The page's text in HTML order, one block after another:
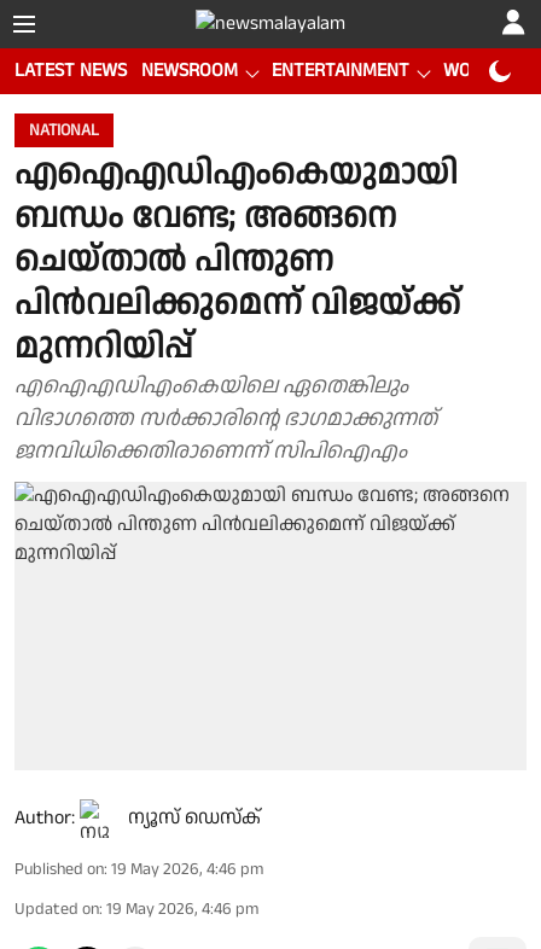
LATEST NEWS NEWSROOM ENTERTAINMENT WORLD CUP
NATIONAL
എഐഎഡിഎംകെയുമായി
ബന്ധം വേണ്ട; അങ്ങനെ
ചെയ്താല്‍ പിന്തുണ
പിന്‍വലിക്കുമെന്ന് വിജയ്ക്ക്
മുന്നറിയിപ്പ്
എഐഎഡിഎംകെയിലെ ഏതെങ്കിലും
വിഭാഗത്തെ സര്‍ക്കാരിന്റെ ഭാഗമാക്കുന്നത്
ജനവിധിക്കെതിരാണെന്ന് സിപിഐഎം
Author: ന്യൂസ് ഡെസ്ക്
Published on: 19 May 2026, 4:46 pm
Updated on: 19 May 2026, 4:46 pm